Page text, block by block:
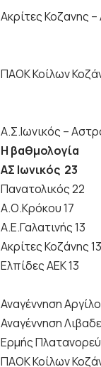
Ακρίτες Κοζανης
ΠΑΟΚ Κοίλων
Α.Σ.Ιωνικός –
Η βαθμολογία
ΑΣ Ιωνικός 23
Πανατολικός 22
Α.Ο.Κρόκου 17
Α.Ε.Γαλατινής 13
Ακρίτες Κοζάνης 13
Ελπίδες ΑΕΚ 13
Αναγέννηση
Αναγέννηση
Ερμής
ΠΑΟΚ Κοίλων